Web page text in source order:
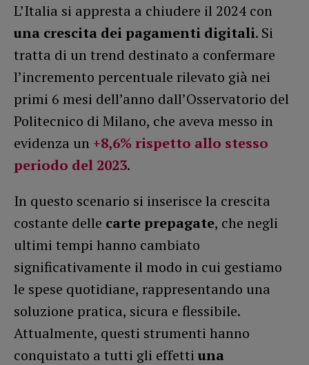
L’Italia si appresta a chiudere il 2024 con
una crescita dei pagamenti digitali. Si
tratta di un trend destinato a confermare
l’incremento percentuale rilevato già nei
primi 6 mesi dell’anno dall’Osservatorio del
Politecnico di Milano, che aveva messo in
evidenza un +8,6% rispetto allo stesso
periodo del 2023.
In questo scenario si inserisce la crescita
costante delle carte prepagate, che negli
ultimi tempi hanno cambiato
significativamente il modo in cui gestiamo
le spese quotidiane, rappresentando una
soluzione pratica, sicura e flessibile.
Attualmente, questi strumenti hanno
conquistato a tutti gli effetti una